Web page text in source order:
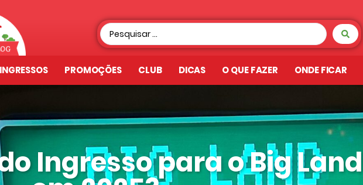
INGRESSOS PROMOÇÕES CLUB DICAS O QUE FAZER ONDE FICAR
Ingresso para o Big Land